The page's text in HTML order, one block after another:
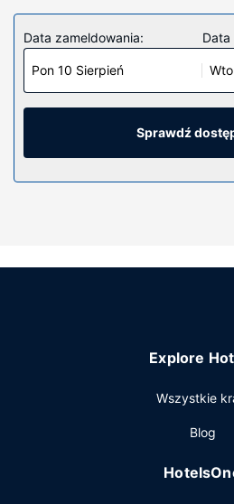
Poczuj się jak w domu w 38
Bezpłatny bezprzewodowy
łączność ze światem. Prywatna
bezpłatne przybory toaletowe i
obejmują sejfy i biurka oraz
bankietowa.
Udogodnienia biznesowe to
Udogodnienia na miejscu to
Data zameldowania:
Pon 10 Sierpień
Data
Sprawdź
Explore
Wszystkie
Blog